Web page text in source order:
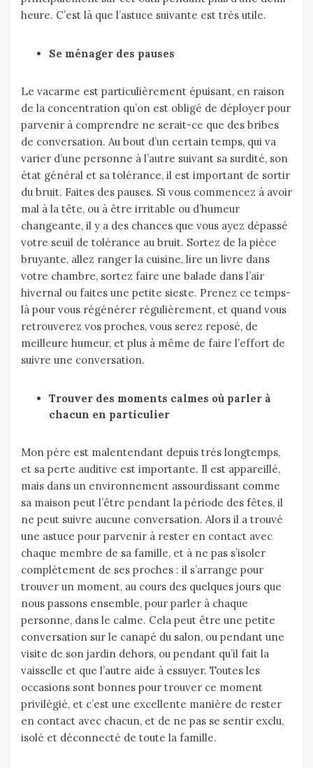
heure. C’est là que l’astuce suivante est très utile.
Se ménager des pauses
Le vacarme est particulièrement épuisant, en raison
de la concentration qu’on est obligé de déployer pour
parvenir à comprendre ne serait-ce que des bribes
de conversation. Au bout d’un certain temps, qui va
varier d’une personne à l’autre suivant sa surdité, son
état général et sa tolérance, il est important de sortir
du bruit. Faites des pauses. Si vous commencez à avoir
mal à la tête, ou à être irritable ou d’humeur
changeante, il y a des chances que vous ayez dépassé
votre seuil de tolérance au bruit. Sortez de la pièce
bruyante, allez ranger la cuisine, lire un livre dans
votre chambre, sortez faire une balade dans l’air
hivernal ou faites une petite sieste. Prenez ce temps-
là pour vous régénérer régulièrement, et quand vous
retrouverez vos proches, vous serez reposé, de
meilleure humeur, et plus à même de faire l’effort de
suivre une conversation.
Trouver des moments calmes où parler à
chacun en particulier
Mon père est malentendant depuis très longtemps,
et sa perte auditive est importante. Il est appareillé,
mais dans un environnement assourdissant comme
sa maison peut l’être pendant la période des fêtes, il
ne peut suivre aucune conversation. Alors il a trouvé
une astuce pour parvenir à rester en contact avec
chaque membre de sa famille, et à ne pas s’isoler
complètement de ses proches : il s’arrange pour
trouver un moment, au cours des quelques jours que
nous passons ensemble, pour parler à chaque
personne, dans le calme. Cela peut être une petite
conversation sur le canapé du salon, ou pendant une
visite de son jardin dehors, ou pendant qu’il fait la
vaisselle et que l’autre aide à essuyer. Toutes les
occasions sont bonnes pour trouver ce moment
privilégié, et c’est une excellente manière de rester
en contact avec chacun, et de ne pas se sentir exclu,
isolé et déconnecté de toute la famille.